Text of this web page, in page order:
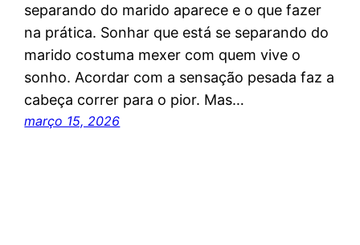
separando do marido aparece e o que fazer
na prática. Sonhar que está se separando do
marido costuma mexer com quem vive o
sonho. Acordar com a sensação pesada faz a
cabeça correr para o pior. Mas…
março 15, 2026